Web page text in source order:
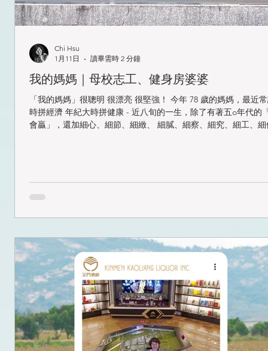
我的媽媽｜母校志工、健身房婆婆
「我的媽媽」很聰明 很漂亮 很堅強！ 今年 78 歲的媽媽，最近
時拼經濟 年紀大時拼健康 - 近八旬的一生，除了有著五o年代的
會贏」，還加細心、細節、細緻、 細膩、細察、細究、細工、
與，邀我回她的母校看著她當年協助綠化的校園，媽媽沈浸在綠
珍惜有教育機會及知識的可貴，愛惜書本的媽媽，從來不將有知
教性的紙本直接丟到垃圾筒，總是提及「惜字亭」的她，在有次
旅行時，我們規劃景點之一是處三角公園的「惜字亭」到此一遊
Chi Hsu
1月11日
讀畢需時 2 分鐘